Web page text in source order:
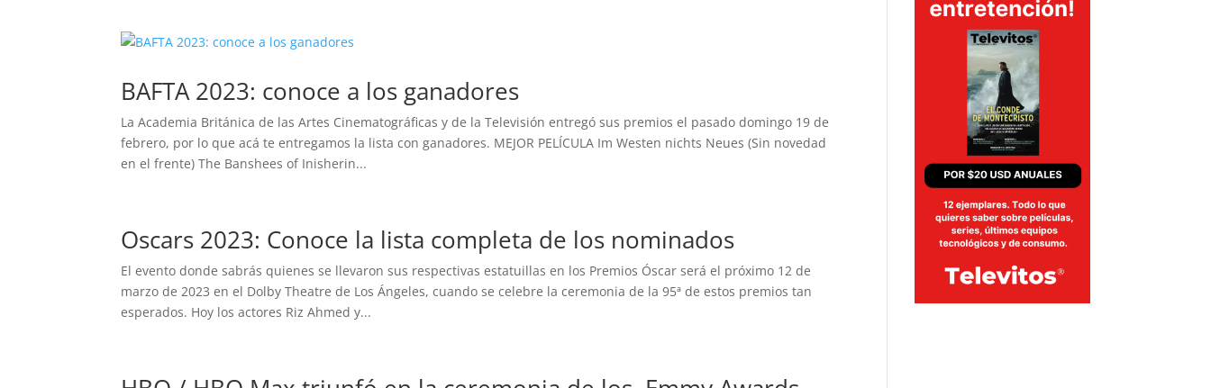
BAFTA 2023: conoce a los ganadores
La Academia Británica de las Artes Cinematográficas y de la Televisión entregó sus premios el pasado domingo 19 de
febrero, por lo que acá te entregamos la lista con ganadores. MEJOR PELÍCULA Im Westen nichts Neues (Sin novedad
en el frente) The Banshees of Inisherin...
Oscars 2023: Conoce la lista completa de los nominados
El evento donde sabrás quienes se llevaron sus respectivas estatuillas en los Premios Óscar será el próximo 12 de
marzo de 2023 en el Dolby Theatre de Los Ángeles, cuando se celebre la ceremonia de la 95ª de estos premios tan
esperados. Hoy los actores Riz Ahmed y...